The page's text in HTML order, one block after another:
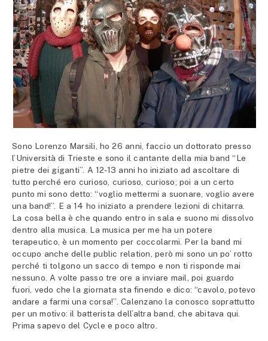
Sono Lorenzo Marsili, ho 26 anni, faccio un dottorato presso
l’Università di Trieste e sono il cantante della mia band “Le
pietre dei giganti”. A 12-13 anni ho iniziato ad ascoltare di
tutto perché ero curioso, curioso, curioso; poi a un certo
punto mi sono detto: “voglio mettermi a suonare, voglio avere
una band!”. E a 14 ho iniziato a prendere lezioni di chitarra.
La cosa bella è che quando entro in sala e suono mi dissolvo
dentro alla musica. La musica per me ha un potere
terapeutico, è un momento per coccolarmi. Per la band mi
occupo anche delle public relation, però mi sono un po’ rotto
perché ti tolgono un sacco di tempo e non ti risponde mai
nessuno. A volte passo tre ore a inviare mail, poi guardo
fuori, vedo che la giornata sta finendo e dico: “cavolo, potevo
andare a farmi una corsa!”. Calenzano la conosco soprattutto
per un motivo: il batterista dell’altra band, che abitava qui.
Prima sapevo del Cycle e poco altro.